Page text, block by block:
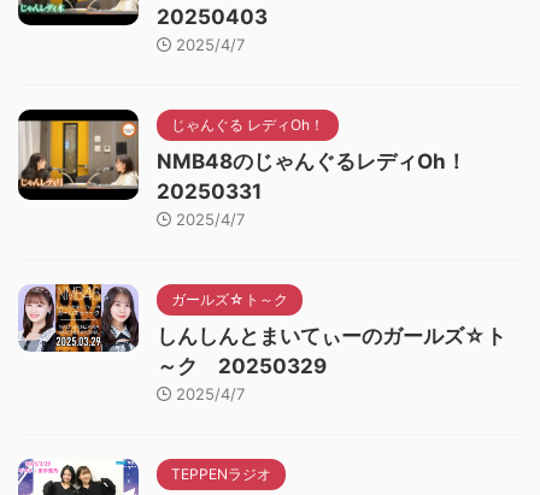
20250403
2025/4/7
じゃんぐる レディOh！
NMB48のじゃんぐるレディOh！
20250331
2025/4/7
ガールズ☆ト～ク
しんしんとまいてぃーのガールズ☆ト
～ク 20250329
2025/4/7
TEPPENラジオ